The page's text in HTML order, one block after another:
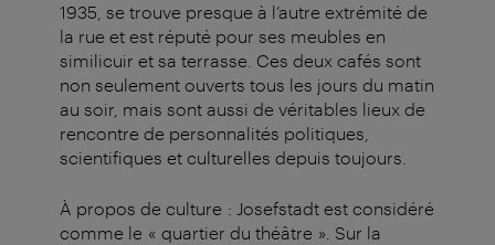
1935, se trouve presque à l’autre extrémité de
la rue et est réputé pour ses meubles en
similicuir et sa terrasse. Ces deux cafés sont
non seulement ouverts tous les jours du matin
au soir, mais sont aussi de véritables lieux de
rencontre de personnalités politiques,
scientifiques et culturelles depuis toujours.
À propos de culture : Josefstadt est considéré
comme le « quartier du théâtre ». Sur la